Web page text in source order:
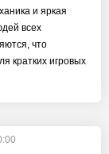
и яркая
всех
что
кратких игровых